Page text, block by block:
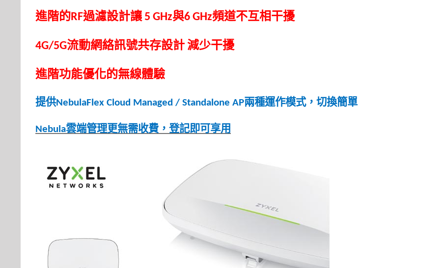
進階的RF過濾設計讓5 GHz與6 GHz頻道不互相干擾
4G/5G流動網絡訊號共存設計減少干擾
進階功能優化的無線體驗
提供NebulaFlex Cloud Managed / Standalone AP兩種運作模式，切換簡單
Nebula雲端管理更無需收費，登記即可享用